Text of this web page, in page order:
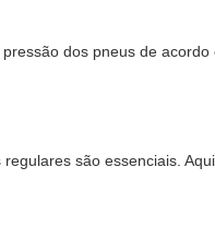
dos pneus de
são essenciais.